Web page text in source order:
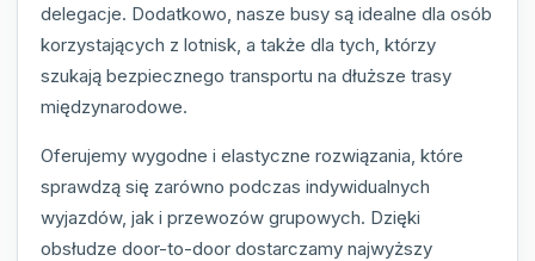
delegacje. Dodatkowo, nasze busy są idealne dla osób
korzystających z lotnisk, a także dla tych, którzy
szukają bezpiecznego transportu na dłuższe trasy
międzynarodowe.
Oferujemy wygodne i elastyczne rozwiązania, które
sprawdzą się zarówno podczas indywidualnych
wyjazdów, jak i przewozów grupowych. Dzięki
obsłudze door-to-door dostarczamy najwyższy